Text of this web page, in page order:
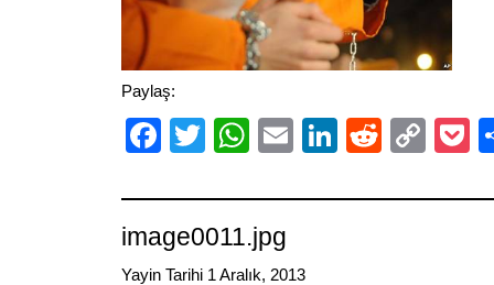
Paylaş:
Facebook
TwitterWhatsApp
EmailLinkedIn
Reddit
image0011.jpg
Yayin Tarihi 1 Aralık, 2013